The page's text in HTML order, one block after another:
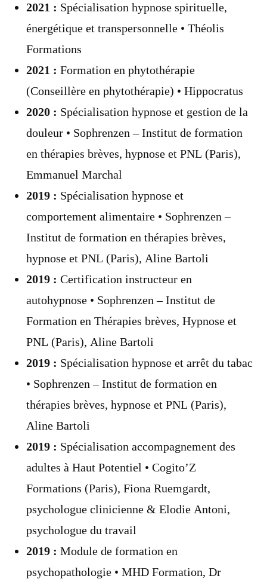
2021 : Spécialisation hypnose spirituelle,
énergétique et transpersonnelle • Théolis
Formations
2021 : Formation en phytothérapie
(Conseillère en phytothérapie) • Hippocratus
2020 : Spécialisation hypnose et gestion de la
douleur • Sophrenzen – Institut de formation
en thérapies brèves, hypnose et PNL (Paris),
Emmanuel Marchal
2019 : Spécialisation hypnose et
comportement alimentaire • Sophrenzen –
Institut de formation en thérapies brèves,
hypnose et PNL (Paris), Aline Bartoli
2019 : Certification instructeur en
autohypnose • Sophrenzen – Institut de
Formation en Thérapies brèves, Hypnose et
PNL (Paris), Aline Bartoli
2019 : Spécialisation hypnose et arrêt du tabac
• Sophrenzen – Institut de formation en
thérapies brèves, hypnose et PNL (Paris),
Aline Bartoli
2019 : Spécialisation accompagnement des
adultes à Haut Potentiel • Cogito’Z
Formations (Paris), Fiona Ruemgardt,
psychologue clinicienne & Elodie Antoni,
psychologue du travail
2019 : Module de formation en
psychopathologie • MHD Formation, Dr